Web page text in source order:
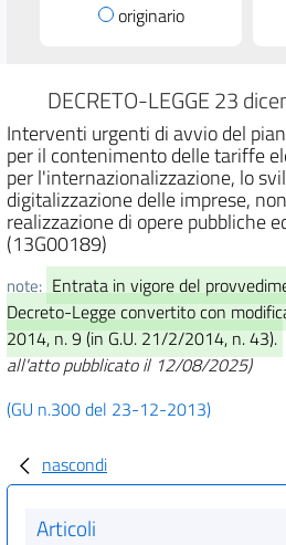
originario
DECRETO-LEGGE 23
Interventi urgenti di avvio del
per il contenimento delle tariffe
per l'internazionalizzazione, lo
digitalizzazione delle imprese,
realizzazione di opere pubbliche
(13G00189)
note: Entrata in vigore del
Decreto-Legge convertito con
2014, n. 9 (in G.U. 21/2/2014, n. 43).
all'atto pubblicato il 12/08/2025)
(GU n.300 del 23-12-2013)
nascondi
Articoli